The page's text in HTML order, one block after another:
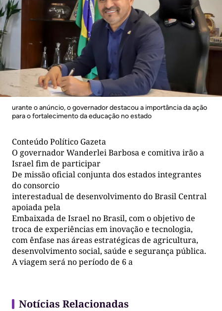
urante o anúncio, o governador destacou a importância da ação
para o fortalecimento da educação no estado
Conteúdo Político Gazeta
O governador Wanderlei Barbosa e comitiva irão a
Israel fim de participar
De missão oficial conjunta dos estados integrantes
do consorcio
interestadual de desenvolvimento do Brasil Central
apoiada pela
Embaixada de Israel no Brasil, com o objetivo de
troca de experiências em inovação e tecnologia,
com ênfase nas áreas estratégicas de agricultura,
desenvolvimento social, saúde e segurança pública.
A viagem será no período de 6 a
Notícias Relacionadas